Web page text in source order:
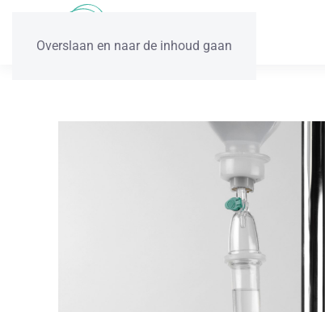
Overslaan en naar de inhoud gaan